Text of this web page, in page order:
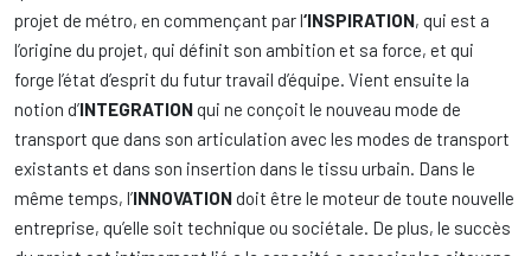
projet de métro, en commençant par l‘INSPIRATION, qui est a
l’origine du projet, qui définit son ambition et sa force, et qui
forge l’état d’esprit du futur travail d’équipe. Vient ensuite la
notion d’INTEGRATIONqui ne conçoit le nouveau mode de
transport que dans son articulation avec les modes de transport
existants et dans son insertion dans le tissu urbain. Dans le
même temps, l’INNOVATIONdoit être le moteur de toute nouvelle
entreprise, qu’elle soit technique ou sociétale. De plus, le succès